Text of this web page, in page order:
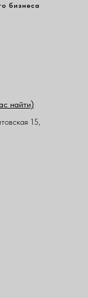
бизнеса
15,
найти)